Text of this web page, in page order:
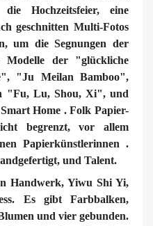
Hochzeitsfeier, eine
geschnitten Multi-Fotos
um die Segnungen der
Modelle der "glückliche
"Ju Meilan Bamboo",
"Fu, Lu, Shou, Xi", und
Home . Folk Papier-
begrenzt, vor allem
Papierkünstlerinnen .
und Talent.
Handwerk, Yiwu Shi Yi,
Es gibt Farbbalken,
und vier gebunden.